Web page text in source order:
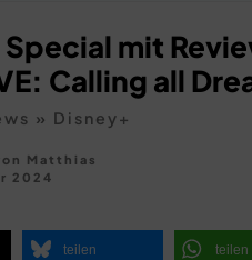
Special mit
Calling all
» Disney+
Matthias
2024
teilen teilen